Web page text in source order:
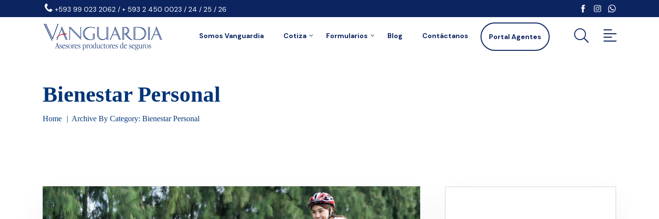
+593 99 023 2062 / + 593 2 450 0023 / 24 / 25 / 26
Somos Vanguardia Cotiza Formularios Blog Contáctanos Portal Agentes
Bienestar Personal
Home Archive By Category: Bienestar Personal